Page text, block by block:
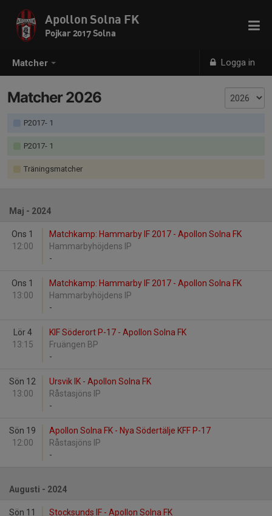
Matcher Logga in
Apollon Solna FK
Pojkar 2017 Solna
Matcher 2026
P2017- 1
P2017- 1
Träningsmatcher
Maj - 2024
Ons 1
12:00
Matchkamp: Hammarby IF 2017 - Apollon Solna FK
Hammarbyhöjdens IP
-
Ons 1
13:00
Matchkamp: Hammarby IF 2017 - Apollon Solna FK
Hammarbyhöjdens IP
-
Lör 4
13:15
KIF Söderort P-17 - Apollon Solna FK
Fruängen BP
-
Sön 12
13:00
Ursvik IK - Apollon Solna FK
Råstasjöns IP
-
Sön 19
12:00
Apollon Solna FK - Nya Södertälje KFF P-17
Råstasjöns IP
-
Augusti - 2024
Sön 11
Stocksunds IF - Apollon Solna FK